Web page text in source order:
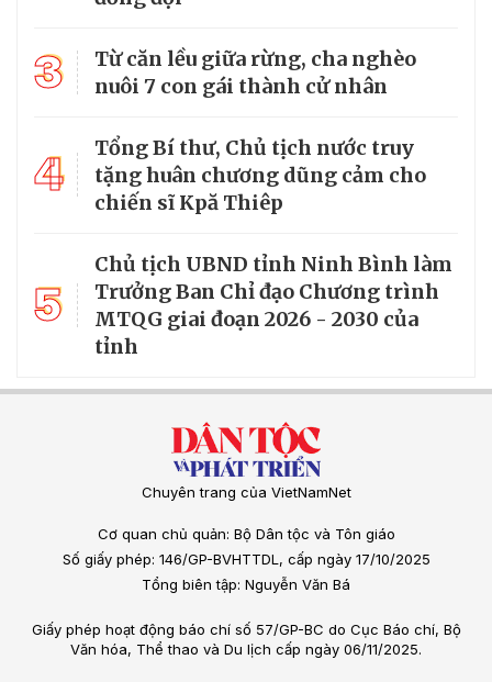
3
Từ căn lều giữa rừng, cha nghèo
nuôi 7 con gái thành cử nhân
4
Tổng Bí thư, Chủ tịch nước truy
tặng huân chương dũng cảm cho
chiến sĩ Kpă Thiêp
5
Chủ tịch UBND tỉnh Ninh Bình làm
Trưởng Ban Chỉ đạo Chương trình
MTQG giai đoạn 2026 - 2030 của
tỉnh
Chuyên trang của VietNamNet
Cơ quan chủ quản: Bộ Dân tộc và Tôn giáo
Số giấy phép: 146/GP-BVHTTDL, cấp ngày 17/10/2025
Tổng biên tập: Nguyễn Văn Bá
Giấy phép hoạt động báo chí số 57/GP-BC do Cục Báo chí, Bộ
Văn hóa, Thể thao và Du lịch cấp ngày 06/11/2025.